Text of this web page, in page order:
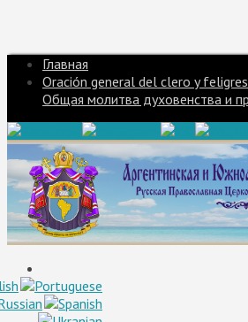
Главная
Oración general del clero y
Общая молитва духовенства и